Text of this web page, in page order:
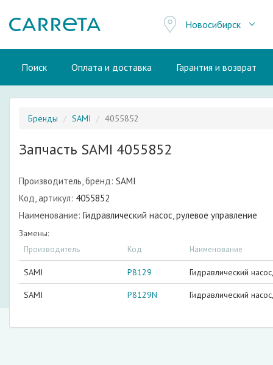
Новосибирск
Поиск Оплата и доставка Гарантия и возврат
Бренды SAMI 4055852
Запчасть SAMI 4055852
Производитель, бренд: SAMI
Код, артикул: 4055852
Наименование: Гидравлический насос, рулевое управление
Замены:
Производитель Код Наименование
SAMI P8129 Гидравлический
SAMI P8129N Гидравлический